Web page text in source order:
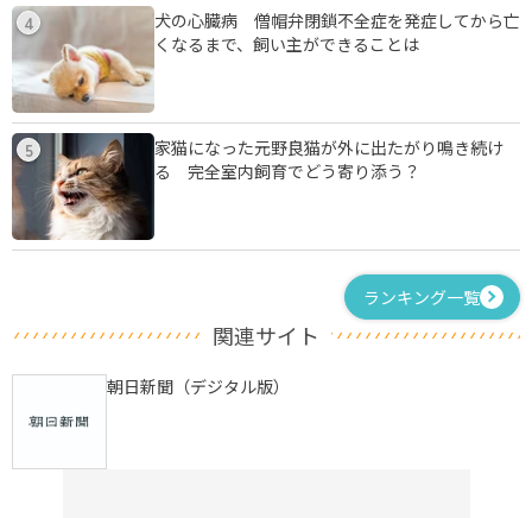
4
犬の心臓病 僧帽弁閉鎖不全症を発症してから亡
くなるまで、飼い主ができることは
5
家猫になった元野良猫が外に出たがり鳴き続け
る 完全室内飼育でどう寄り添う？
ランキング一覧
関連サイト
朝日新聞（デジタル版）